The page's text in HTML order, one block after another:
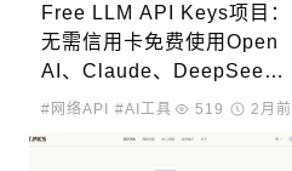
Free LLM API Keys项目：
无需信用卡免费使用Open
AI、Claude、DeepSeek
等AI模型
#网络API #AI工具 519 2月前